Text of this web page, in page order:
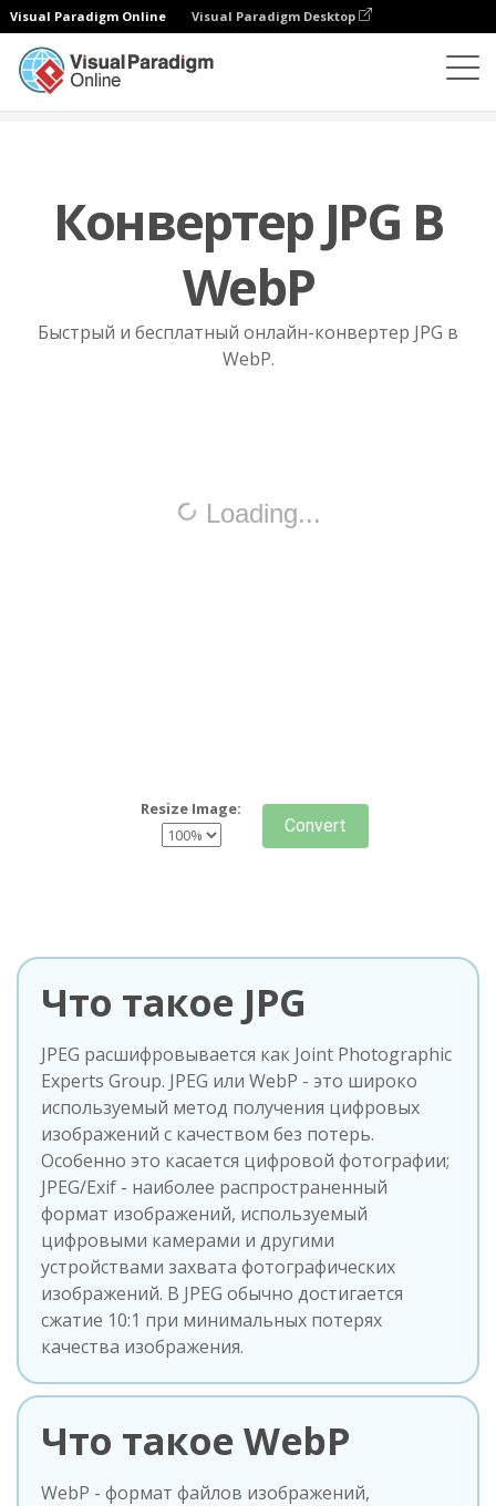
Visual Paradigm Online Visual Paradigm Desktop
Конвертер JPG В
WebP
Быстрый и бесплатный онлайн-конвертер JPG в
WebP.
Resize Image:
Convert
Что такое JPG
JPEG расшифровывается как Joint Photographic
Experts Group. JPEG или WebP - это широко
используемый метод получения цифровых
изображений с качеством без потерь.
Особенно это касается цифровой фотографии;
JPEG/Exif - наиболее распространенный
формат изображений, используемый
цифровыми камерами и другими
устройствами захвата фотографических
изображений. В JPEG обычно достигается
сжатие 10:1 при минимальных потерях
качества изображения.
Что такое WebP
WebP - формат файлов изображений,